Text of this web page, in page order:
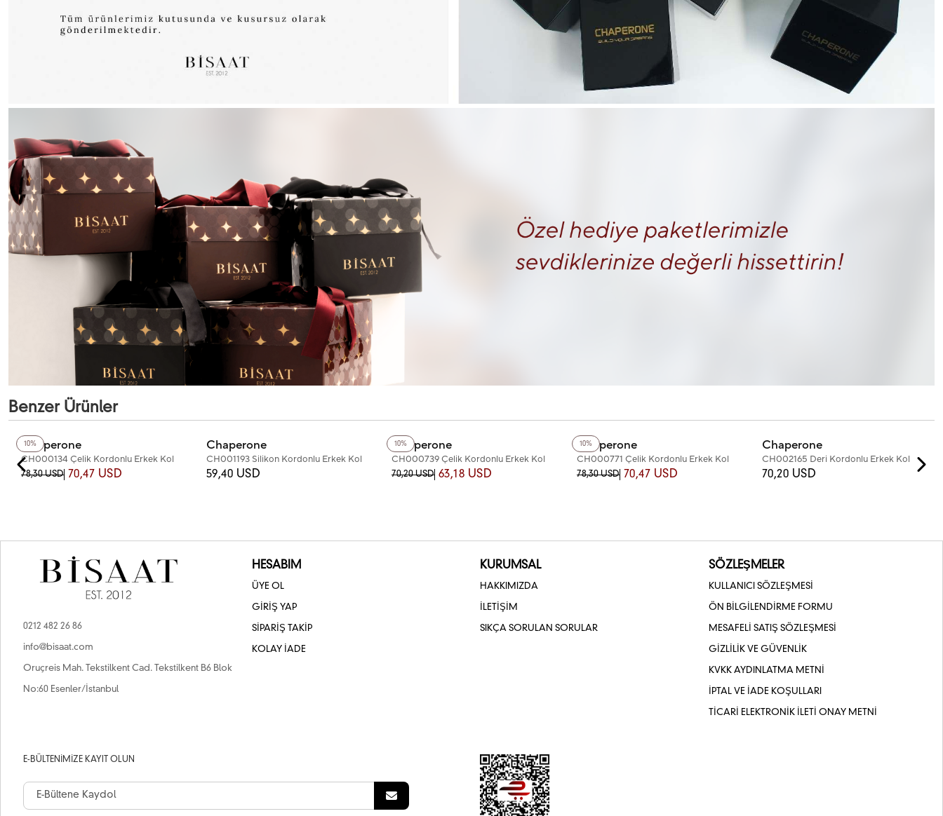
Benzer Ürünler
10%
+4Renk
Chaperone
CH000134 Çelik Kordonlu Erkek Kol
Saati
78,30 USD 70,47 USD
+4Renk
Chaperone
CH001193 Silikon Kordonlu Erkek Kol
Saati
59,40 USD
10%
+4Renk
Chaperone
CH000739 Çelik Kordonlu Erkek Kol
Saati
70,20 USD 63,18 USD
10%
+2Renk
Chaperone
CH000771 Çelik Kordonlu Erkek Kol
Saati
78,30 USD 70,47 USD
+2Renk
Chaperone
CH002165 Deri Kordonlu Erkek Kol
Saati
70,20 USD
0212 482 26 86
info@bisaat.com
Oruçreis Mah. Tekstilkent Cad. Tekstilkent B6 Blok
No:60 Esenler/İstanbul
HESABIM
ÜYE OL
GİRİŞ YAP
SİPARİŞ TAKİP
KOLAY İADE
KURUMSAL
HAKKIMIZDA
İLETİŞİM
SIKÇA SORULAN SORULAR
SÖZLEŞMELER
KULLANICI SÖZLEŞMESİ
ÖN BİLGİLENDİRME FORMU
MESAFELİ SATIŞ SÖZLEŞMESİ
GİZLİLİK VE GÜVENLİK
KVKK AYDINLATMA METNİ
İPTAL VE İADE KOŞULLARI
TİCARİ ELEKTRONİK İLETİ ONAY METNİ
E-BÜLTENIMIZE KAYIT OLUN